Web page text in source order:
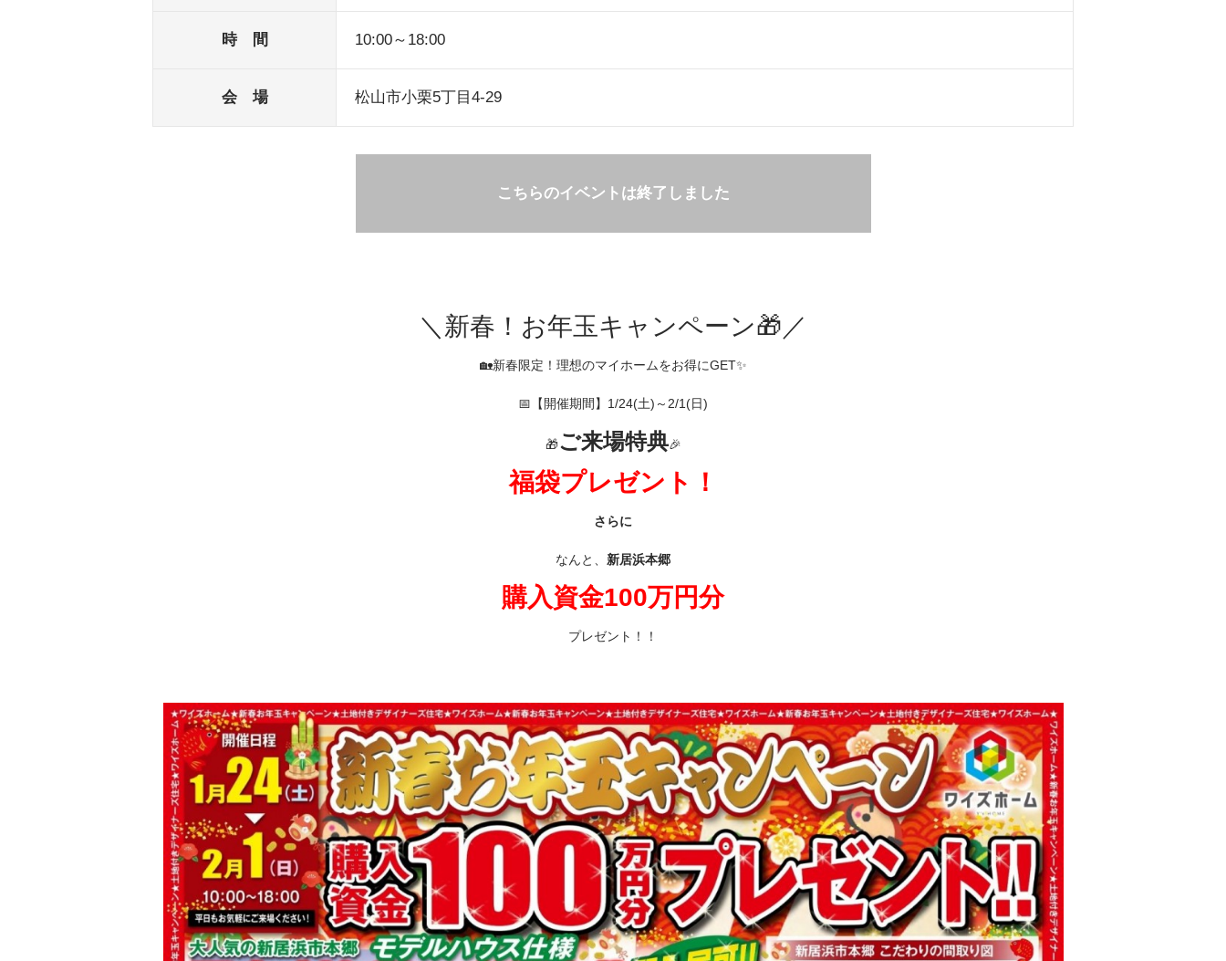
時 間 10:00～18:00
会 場 松山市小栗5丁目4-29
こちらのイベントは終了しました
＼新春！お年玉キャンペーン🎁／
🏡新春限定！理想のマイホームをお得にGET✨
📅【開催期間】1/24(土)～2/1(日)
🎁ご来場特典🎉
福袋プレゼント！
さらに
なんと、 新居浜本郷
購入資金100万円分
プレゼント！！